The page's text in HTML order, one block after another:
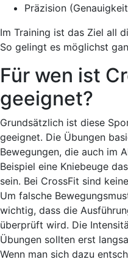
Präzision
Im Training ist das Ziel all
So gelingt es möglichst
Für wen ist
geeignet?
Grundsätzlich ist diese
geeignet. Die Übungen
Bewegungen, die auch im
Beispiel eine Kniebeuge
sein. Bei CrossFit sind
Um falsche
wichtig, dass die
überprüft wird. Die
Übungen sollten erst
Wenn man sich dazu